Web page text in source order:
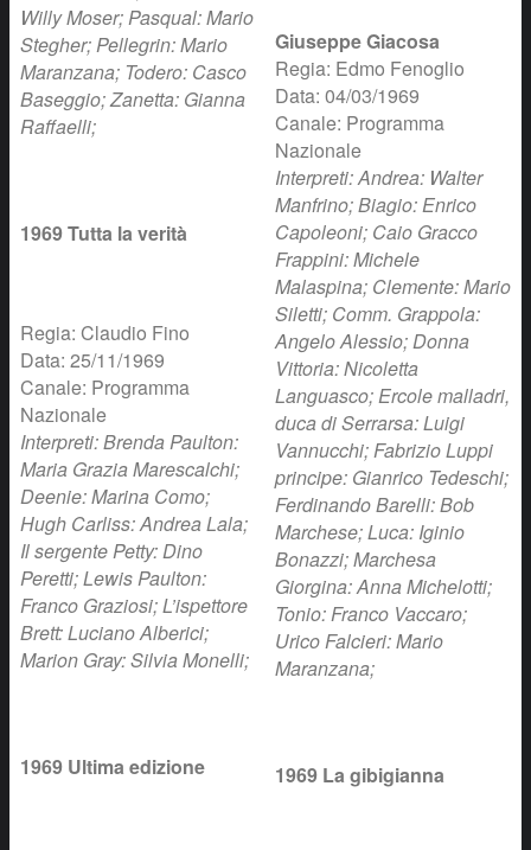
Willy Moser; Pasqual: Mario
Stegher; Pellegrin: Mario
Maranzana; Todero: Casco
Baseggio; Zanetta: Gianna
Raffaelli;
1969 Tutta la verità
Regia: Claudio Fino
Data: 25/11/1969
Canale: Programma
Nazionale
Interpreti: Brenda Paulton:
Maria Grazia Marescalchi;
Deenie: Marina Como;
Hugh Carliss: Andrea Lala;
Il sergente Petty: Dino
Peretti; Lewis Paulton:
Franco Graziosi; L’ispettore
Brett: Luciano Alberici;
Marion Gray: Silvia Monelli;
1969 Ultima edizione
Giuseppe Giacosa
Regia: Edmo Fenoglio
Data: 04/03/1969
Canale: Programma
Nazionale
Interpreti: Andrea: Walter
Manfrino; Biagio: Enrico
Capoleoni; Caio Gracco
Frappini: Michele
Malaspina; Clemente: Mario
Siletti; Comm. Grappola:
Angelo Alessio; Donna
Vittoria: Nicoletta
Languasco; Ercole malladri,
duca di Serrarsa: Luigi
Vannucchi; Fabrizio Luppi
principe: Gianrico Tedeschi;
Ferdinando Barelli: Bob
Marchese; Luca: Iginio
Bonazzi; Marchesa
Giorgina: Anna Michelotti;
Tonio: Franco Vaccaro;
Urico Falcieri: Mario
Maranzana;
1969 La gibigianna